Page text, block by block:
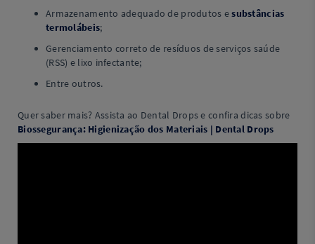
Armazenamento adequado de produtos esubstâncias
termolábeis;
Gerenciamento correto de resíduos de serviços saúde
(RSS) e lixo infectante;
Entre outros.
Quer saber mais? Assista ao Dental Drops e confira dicas sobre
Biossegurança: Higienização dos Materiais | Dental Drops